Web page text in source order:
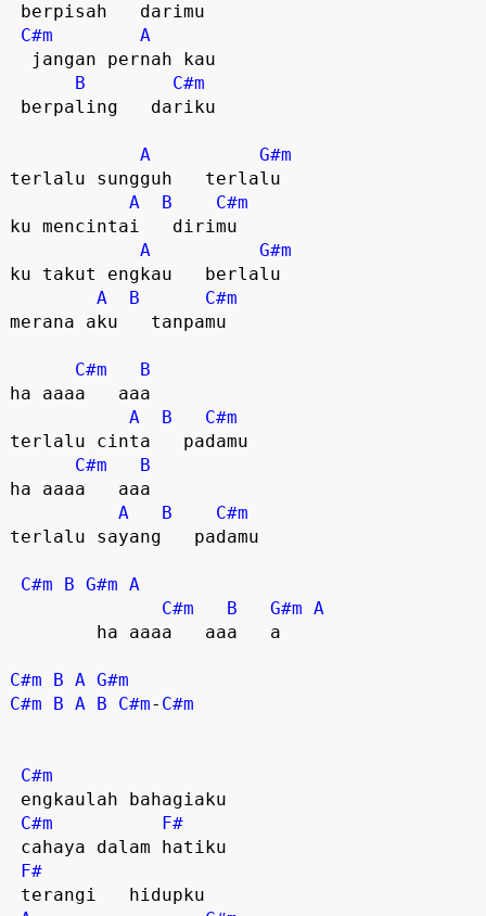
C#m
A
B
C#m
A
G#m
terlalu sungguh   terlalu
A
B
C#m
ku mencintai   dirimu
A
G#m
ku takut engkau   berlalu
A
B
C#m
merana aku   tanpamu
C#m
B
ha aaaa   aaa
A
B
C#m
terlalu cinta   padamu
C#m
B
ha aaaa   aaa
A
B
C#m
terlalu sayang   padamu
C#m B G#m A
C#m
B G#m A
C#m B A G#m
C#m
B A B C#m- C#m
C#m
C#m
F#
F#